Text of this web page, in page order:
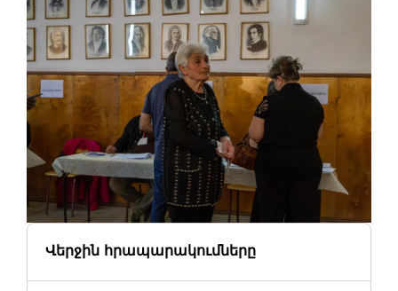
Վերջին հրապարակումները